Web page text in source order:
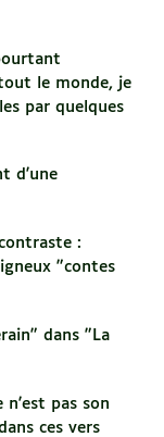
le monde, je
par quelques
d'une
:
"contes
dans "La
n'est pas son
ces vers